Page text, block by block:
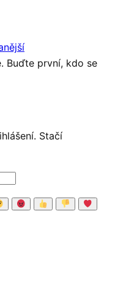
Buďte první, kdo se
Stačí